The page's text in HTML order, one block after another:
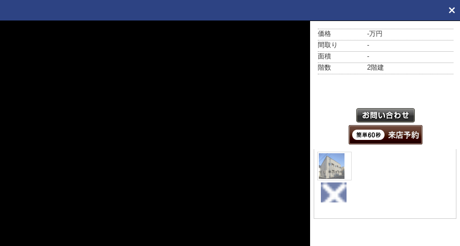
価格
-万円
間取り
-
面積
-
階数
2階建
外観